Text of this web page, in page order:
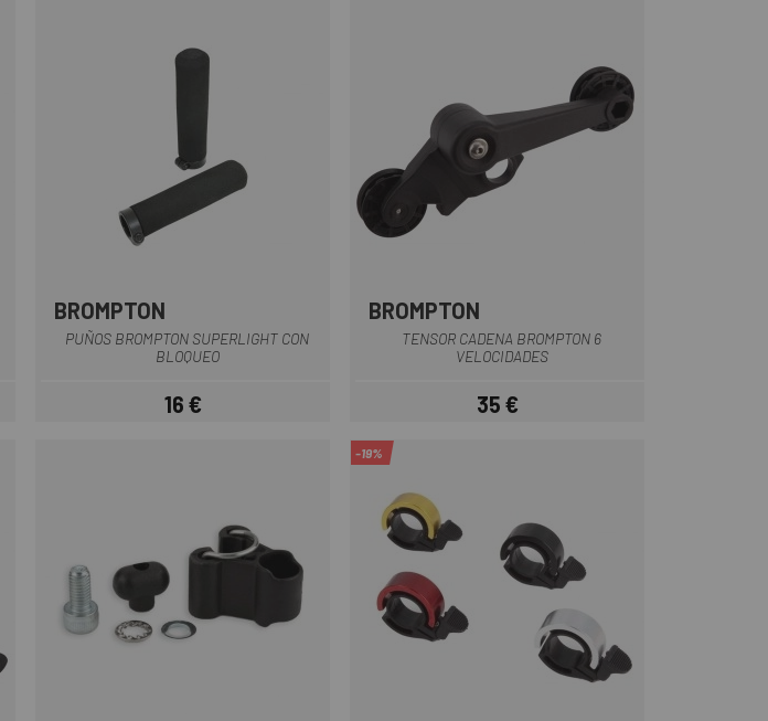
BROMPTON
PUÑOS BROMPTON SUPERLIGHT CON
BLOQUEO
Precio
16 €
BROMPTON
TENSOR CADENA BROMPTON 6
VELOCIDADES
Precio
35 €
-19%